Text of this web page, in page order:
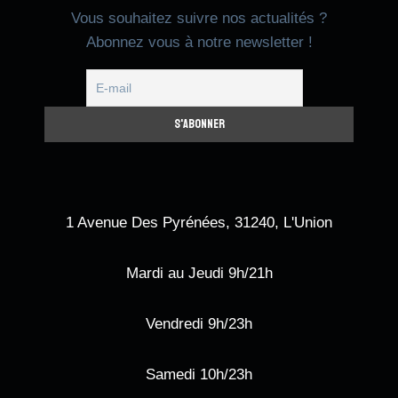
Vous souhaitez suivre nos actualités ?
Abonnez vous à notre newsletter !
1 Avenue Des Pyrénées, 31240, L'Union
Mardi au Jeudi 9h/21h
Vendredi 9h/23h
Samedi 10h/23h